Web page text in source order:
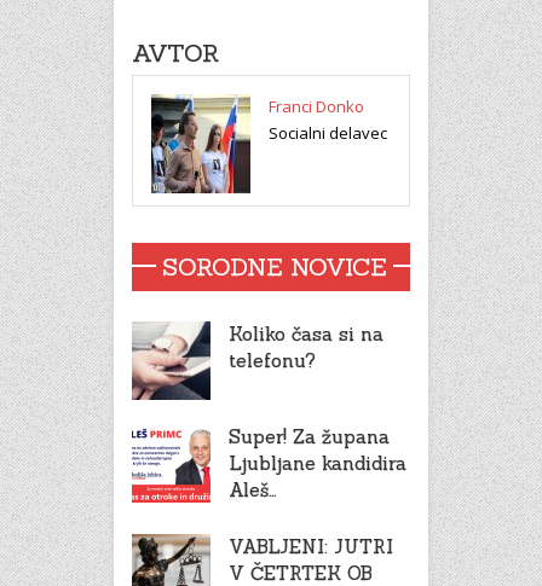
AVTOR
Franci Donko
Socialni delavec
SORODNE NOVICE
Koliko časa si na
telefonu?
Super! Za župana
Ljubljane kandidira
Aleš…
VABLJENI: JUTRI
V ČETRTEK OB